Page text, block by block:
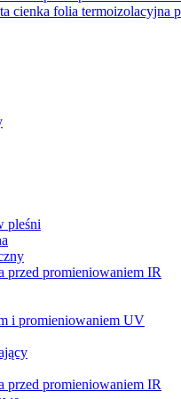
cienka folia termoizolacyjna
pleśni
przed promieniowaniem IR
i promieniowaniem UV
przed promieniowaniem IR